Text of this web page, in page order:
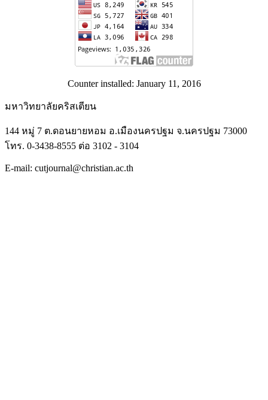
Counter installed: January 11, 2016
มหาวิทยาลัยคริสเตียน
144 หมู่ 7 ต.ดอนยายหอม อ.เมืองนครปฐม จ.นครปฐม 73000
โทร. 0-3438-8555 ต่อ 3102 - 3104
E-mail: cutjournal@christian.ac.th